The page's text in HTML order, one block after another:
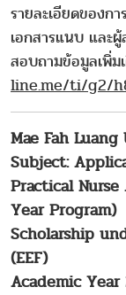
รายละเอียดของก
เอกสารแนบ และผู้
สอบถามข้อมูลเพิ่ม
line.me/ti/g2/
Mae Fah
Subject:
Practical
Year Program)
Scholarship
(EEF)
Academic Year